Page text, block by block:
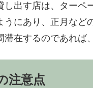
し出す店は、ターペ
うにあり、正月な
在するのであれば
注意点